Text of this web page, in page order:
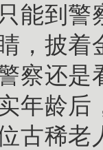
能到
，披
察还是
年龄后
古稀